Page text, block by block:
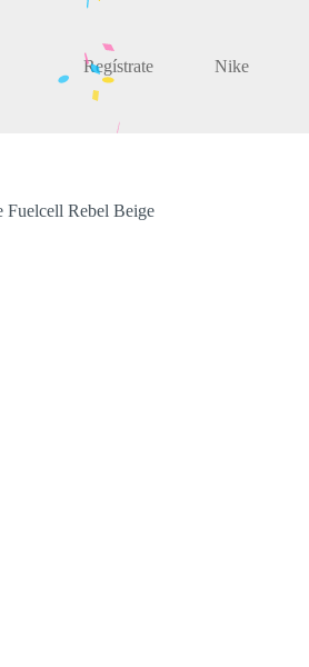
Regístrate Nike
Fuelcell Rebel Beige